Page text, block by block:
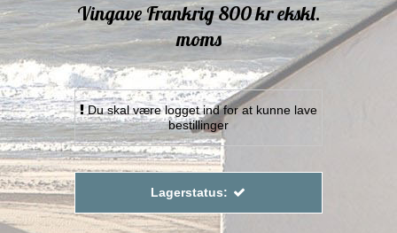
Vingave Frankrig 800 kr ekskl.
moms
Du skal være logget ind for at kunne lave
bestillinger
Lagerstatus: